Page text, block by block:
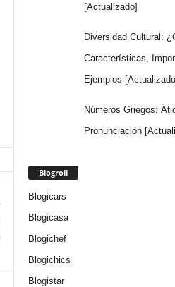
[Actualizado]
Diversidad Cultural:
Características,
Ejemplos
Números Griegos:
Pronunciación
Blogroll
Blogicars
Blogicasa
Blogichef
Blogichics
Blogistar